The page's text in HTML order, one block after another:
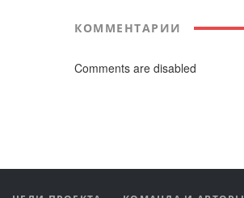
КОММЕНТАРИИ
Comments are disabled